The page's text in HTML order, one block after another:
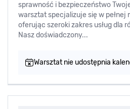
sprawność i bezpieczeństwo
warsztat specjalizuje się w
oferując szeroki zakres usług dla
Nasz doświadczony...
Warsztat nie udostępnia